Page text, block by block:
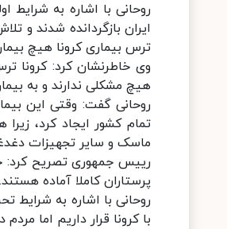
روحانی با اشاره به
ایران بازگردانده شدند و
ترس بیماری کرونا هیچ
وی خاطرنشان کرد: کرونا
هیچ مشکلی ندارند و به
روحانی گفت: وقتی این
تمام کشور ایجاد کرد،
ماسک و سایر تجهیزات
رییس جمهوری تصریح کرد:
پرستاران کاملا آماده هستند.
روحانی با اشاره به شرایط
با کرونا قرار داریم اما